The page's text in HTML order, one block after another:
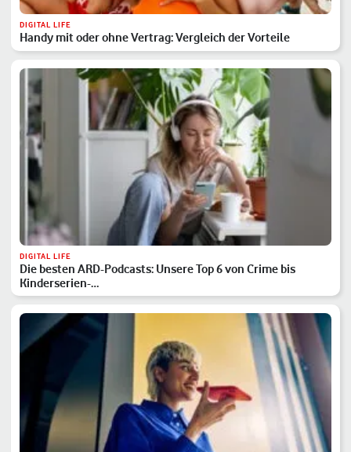
DIGITAL LIFE
Handy mit oder ohne Vertrag: Vergleich der Vorteile
DIGITAL LIFE
Die besten ARD-Podcasts: Unsere Top 6 von Crime bis
Kinderserien-…